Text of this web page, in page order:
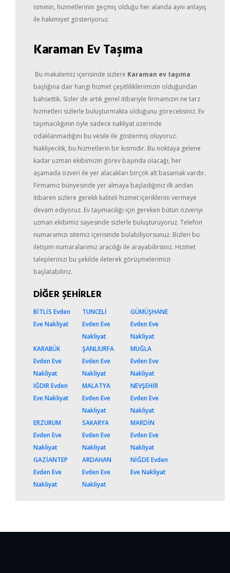
isminin, hizmetlerinin geçmiş olduğu her alanda aynı anlayış
ile hakimiyet gösteriyoruz.
Karaman Ev Taşıma
Bu makalemiz içerisinde sizlere Karaman ev taşıma
başlığına dair hangi hizmet çeşitliliklerimizin olduğundan
bahsettik. Sizler de artık genel itibariyle firmamızın ne tarz
hizmetleri sizlerle buluşturmakta olduğunu göreceksiniz. Ev
taşımacılığının öyle sadece nakliyat üzerinde
odaklanmadığını bu vesile ile göstermiş oluyoruz.
Nakliyecilik, bu hizmetlerin bir kısmıdır. Bu noktaya gelene
kadar uzman ekibimizin görev başında olacağı, her
aşamada özveri ile yer alacakları birçok alt basamak vardır.
Firmamız bünyesinde yer almaya başladığınız ilk andan
itibaren sizlere gerekli kaliteli hizmet içeriklerini vermeye
devam ediyoruz. Ev taşımacılığı için gereken bütün özveriyi
uzman ekibimiz sayesinde sizlerle buluşturuyoruz. Telefon
numaramızı sitemiz içerisinde bulabiliyorsunuz. Bizleri bu
iletişim numaralarımız aracılığı ile arayabilirsiniz. Hizmet
taleplerinizi bu şekilde ileterek görüşmelerimizi
başlatabiliriz.
DİĞER ŞEHİRLER
BİTLİS Evden
Eve Nakliyat
TUNCELİ
Evden Eve
Nakliyat
GÜMÜŞHANE
Evden Eve
Nakliyat
KARABÜK
Evden Eve
Nakliyat
ŞANLIURFA
Evden Eve
Nakliyat
MUĞLA
Evden Eve
Nakliyat
IĞDIR Evden
Eve Nakliyat
MALATYA
Evden Eve
Nakliyat
NEVŞEHİR
Evden Eve
Nakliyat
ERZURUM
Evden Eve
Nakliyat
SAKARYA
Evden Eve
Nakliyat
MARDİN
Evden Eve
Nakliyat
GAZİANTEP
Evden Eve
Nakliyat
ARDAHAN
Evden Eve
Nakliyat
NİĞDE Evden
Eve Nakliyat